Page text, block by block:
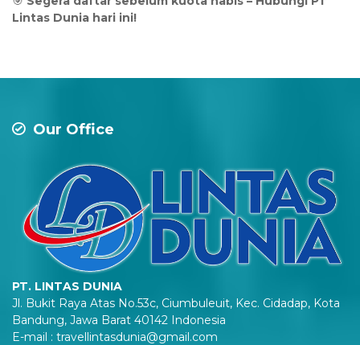
Lintas Dunia hari ini!
Our Office
PT. LINTAS DUNIA
Jl. Bukit Raya Atas No.53c, Ciumbuleuit, Kec. Cidadap, Kota
Bandung, Jawa Barat 40142 Indonesia
E-mail : travellintasdunia@gmail.com